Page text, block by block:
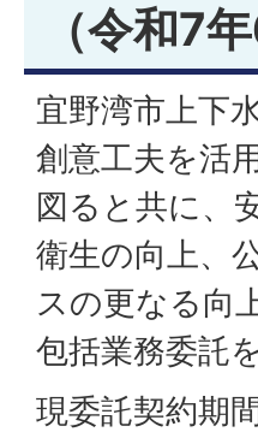
（令和7
宜野湾市上下
創意工夫を活
図ると共に、
衛生の向上、
スの更なる向
包括業務委託
現委託契約期